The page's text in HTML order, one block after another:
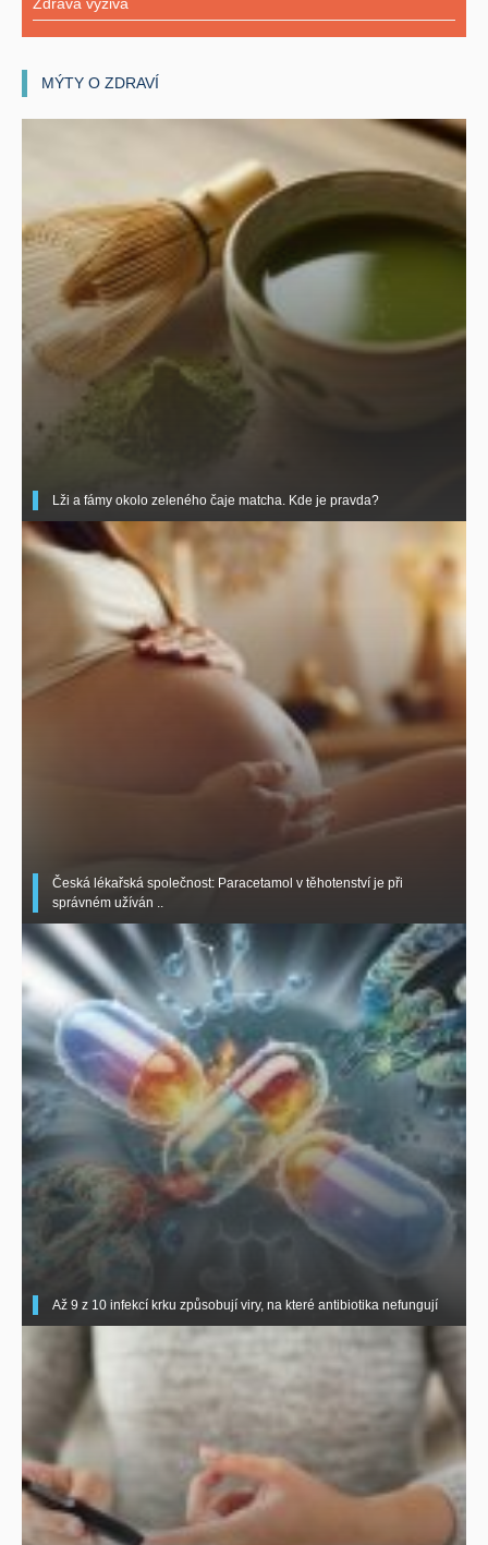
Zdravá výživa
MÝTY O ZDRAVÍ
Lži a fámy okolo zeleného čaje matcha. Kde je pravda?
Česká lékařská společnost: Paracetamol v těhotenství je při
správném užíván ..
Až 9 z 10 infekcí krku způsobují viry, na které antibiotika nefungují